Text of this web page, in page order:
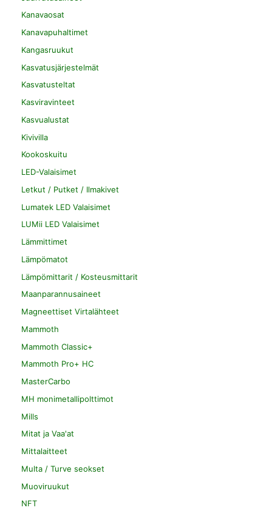
Kanavaosat
Kanavapuhaltimet
Kangasruukut
Kasvatusjärjestelmät
Kasvatusteltat
Kasviravinteet
Kasvualustat
Kivivilla
Kookoskuitu
LED-Valaisimet
Letkut / Putket / Ilmakivet
Lumatek LED Valaisimet
LUMii LED Valaisimet
Lämmittimet
Lämpömatot
Lämpömittarit / Kosteusmittarit
Maanparannusaineet
Magneettiset Virtalähteet
Mammoth
Mammoth Classic+
Mammoth Pro+ HC
MasterCarbo
MH monimetallipolttimot
Mills
Mitat ja Vaa'at
Mittalaitteet
Multa / Turve seokset
Muoviruukut
NFT